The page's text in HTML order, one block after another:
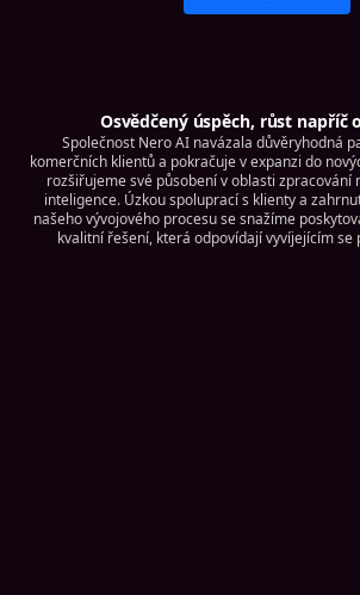
Osvědčený úspěch, růst napříč
Společnost Nero AI navázala důvěryhodná
komerčních klientů a pokračuje v expanzi do
rozšiřujeme své působení v oblasti zpracování
inteligence. Úzkou spoluprací s klienty a
našeho vývojového procesu se snažíme
kvalitní řešení, která odpovídají vyvíjejícím se